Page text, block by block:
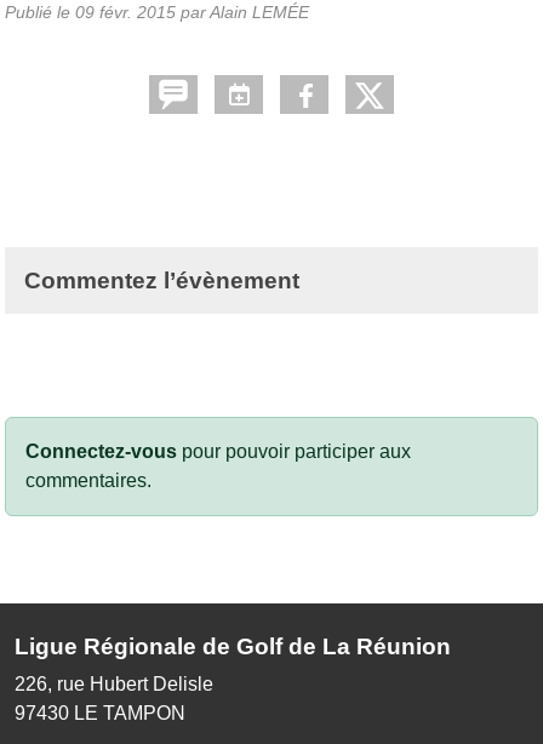
Publié le 09 févr. 2015 parAlain LEMÉE
Commentez l’évènement
Connectez-vous pour pouvoir participer aux
commentaires.
Ligue Régionale de Golf de La Réunion
226, rue Hubert Delisle
97430 LE TAMPON